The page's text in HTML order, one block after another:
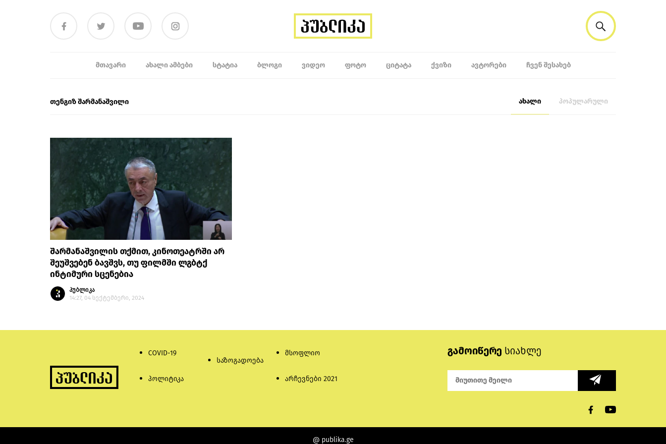
ᲛᲗᲐᲕᲐᲠᲘ ᲐᲮᲐᲚᲘ ᲐᲛᲑᲔᲑᲘ ᲡᲢᲐᲢᲘᲐ ᲑᲚᲝᲒᲘ ᲕᲘᲓᲔᲝ ᲤᲝᲢᲝ ᲪᲘᲢᲐᲢᲐ ᲥᲕᲘᲖᲘ ᲐᲕᲢᲝᲠᲔᲑᲘ ᲩᲕᲔᲜ ᲨᲔᲡᲐᲮᲔᲑ
თენგიზ შარმანაშვილი ახალი პოპულარული
შარმანაშვილის თქმით, კინოთეატრში არ
შეუშვებენ ბავშვს, თუ ფილმში ლგბტქ
ინტიმური სცენებია
პუბლიკა
14:27, 04 სექტემბერი, 2024
COVID-19
პოლიტიკა
საზოგადოება
მსოფლიო
არჩევნები 2021
გამოიწერე სიახლე
@ publika.ge